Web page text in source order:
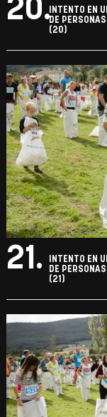
20. INTENTO EN
DE
(20)
21.
INTENTO EN
DE
(21)